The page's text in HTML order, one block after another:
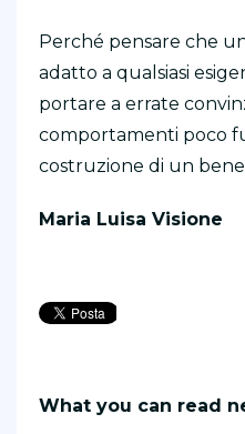
Perché pensare che
adatto a qualsiasi
portare a errate
comportamenti poco
costruzione di un
Maria Luisa Visione
What you can read